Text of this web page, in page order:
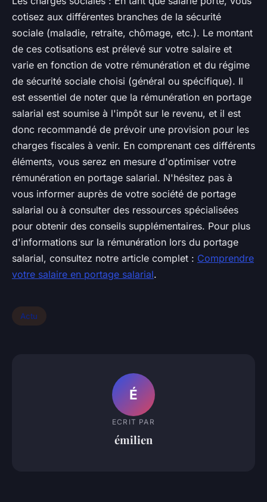
cotisez aux différentes branches de la sécurité
sociale (maladie, retraite, chômage, etc.). Le montant
de ces cotisations est prélevé sur votre salaire et
varie en fonction de votre rémunération et du régime
de sécurité sociale choisi (général ou spécifique). Il
est essentiel de noter que la rémunération en portage
salarial est soumise à l'impôt sur le revenu, et il est
donc recommandé de prévoir une provision pour les
charges fiscales à venir. En comprenant ces différents
éléments, vous serez en mesure d'optimiser votre
rémunération en portage salarial. N'hésitez pas à
vous informer auprès de votre société de portage
salarial ou à consulter des ressources spécialisées
pour obtenir des conseils supplémentaires. Pour plus
d'informations sur la rémunération lors du portage
salarial, consultez notre article complet : Comprendre
votre salaire en portage salarial.
Actu
É
ECRIT PAR
émilien